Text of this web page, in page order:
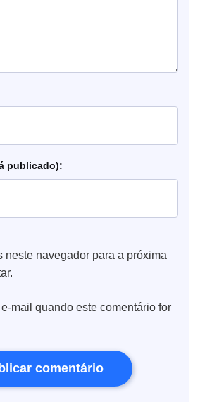
neste navegador para a próxima
mail quando este comentário for